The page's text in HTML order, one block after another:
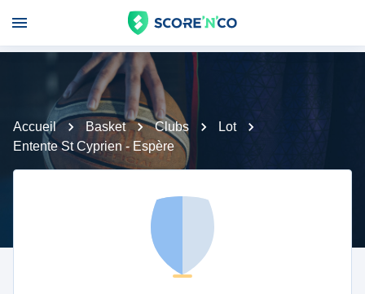
Accueil Basket Clubs
Lot
Entente St Cyprien - Espère